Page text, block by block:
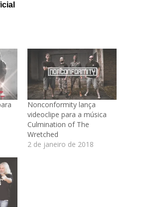
Nonconformity lança
videoclipe para a música
Culmination of The
Wretched
2 de janeiro de 2018